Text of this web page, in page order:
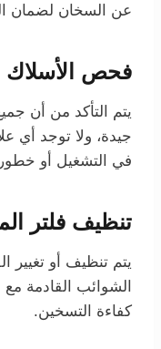
عن السخان لضمان
فحص الأسلاك
يتم التأكد من أن
جيدة، ولا توجد أي
في التشغيل أو
تنظيف فلتر
يتم تنظيف أو تغيير
الشوائب القادمة
كفاءة التسخين.